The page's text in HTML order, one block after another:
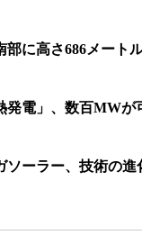
に高さ686メート
発電」、数百MWが
ソーラー、技術の進